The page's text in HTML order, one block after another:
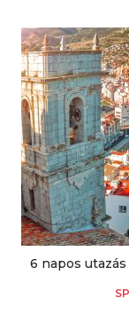
6 napos